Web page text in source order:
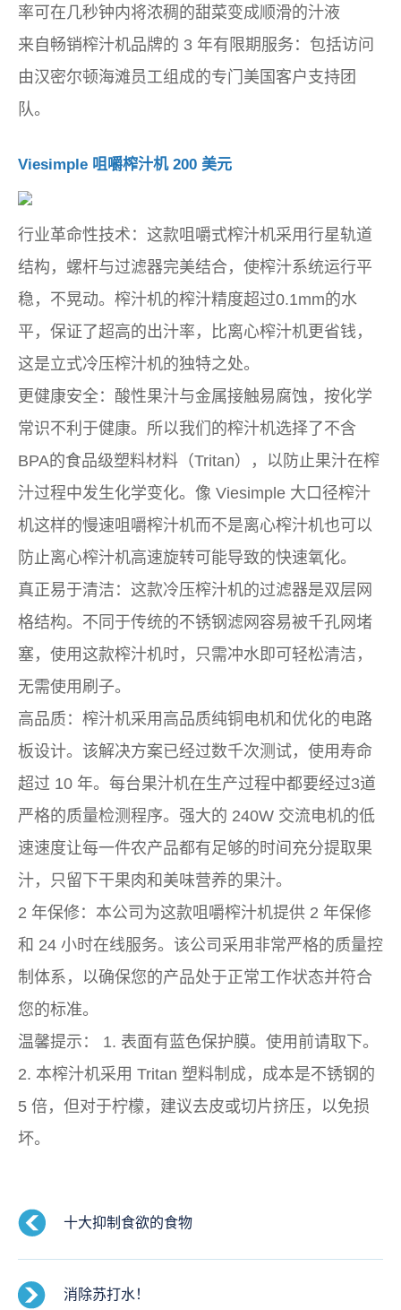
率可在几秒钟内将浓稠的甜菜变成顺滑的汁液
来自畅销榨汁机品牌的 3 年有限期服务：包括访问
由汉密尔顿海滩员工组成的专门美国客户支持团
队。
Viesimple 咀嚼榨汁机 200 美元
行业革命性技术：这款咀嚼式榨汁机采用行星轨道
结构，螺杆与过滤器完美结合，使榨汁系统运行平
稳，不晃动。榨汁机的榨汁精度超过0.1mm的水
平，保证了超高的出汁率，比离心榨汁机更省钱，
这是立式冷压榨汁机的独特之处。
更健康安全：酸性果汁与金属接触易腐蚀，按化学
常识不利于健康。所以我们的榨汁机选择了不含
BPA的食品级塑料材料（Tritan），以防止果汁在榨
汁过程中发生化学变化。像 Viesimple 大口径榨汁
机这样的慢速咀嚼榨汁机而不是离心榨汁机也可以
防止离心榨汁机高速旋转可能导致的快速氧化。
真正易于清洁：这款冷压榨汁机的过滤器是双层网
格结构。不同于传统的不锈钢滤网容易被千孔网堵
塞，使用这款榨汁机时，只需冲水即可轻松清洁，
无需使用刷子。
高品质：榨汁机采用高品质纯铜电机和优化的电路
板设计。该解决方案已经过数千次测试，使用寿命
超过 10 年。每台果汁机在生产过程中都要经过3道
严格的质量检测程序。强大的 240W 交流电机的低
速速度让每一件农产品都有足够的时间充分提取果
汁，只留下干果肉和美味营养的果汁。
2 年保修：本公司为这款咀嚼榨汁机提供 2 年保修
和 24 小时在线服务。该公司采用非常严格的质量控
制体系，以确保您的产品处于正常工作状态并符合
您的标准。
温馨提示： 1. 表面有蓝色保护膜。使用前请取下。
2. 本榨汁机采用 Tritan 塑料制成，成本是不锈钢的
5 倍，但对于柠檬，建议去皮或切片挤压，以免损
坏。
十大抑制食欲的食物
消除苏打水！